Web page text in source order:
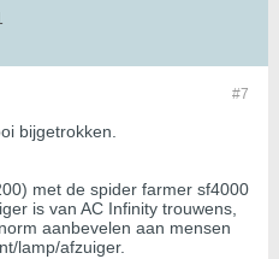
#7
bijgetrokken.
met de spider farmer sf4000
is van AC Infinity trouwens,
aanbevelen aan mensen
lamp/afzuiger.